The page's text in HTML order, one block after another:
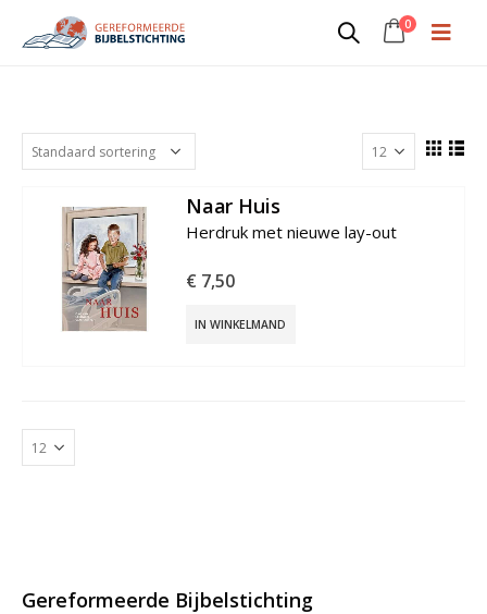
0
Naar Huis
€ 7,50
IN WINKELMAND
Gereformeerde Bijbelstichting